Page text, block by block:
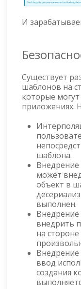
И
Существует
шаблонов на
которые
приложениях.
шаблона.
может
объект в
выполнен.
внедрить
на
Внедрение
ввод
создания